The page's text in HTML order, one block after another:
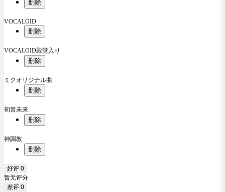
删除
VOCALOID
删除
VOCALOID殿堂入り
删除
ミクオリジナル曲
删除
初音未来
删除
神調教
删除
好评 0
暂无评分
差评 0